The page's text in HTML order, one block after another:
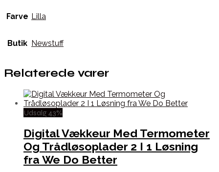
Farve Lilla
Butik Newstuff
Relaterede varer
Udsalg 43%
Digital Vækkeur Med Termometer
Og Trådløsoplader 2 I 1 Løsning
fra We Do Better